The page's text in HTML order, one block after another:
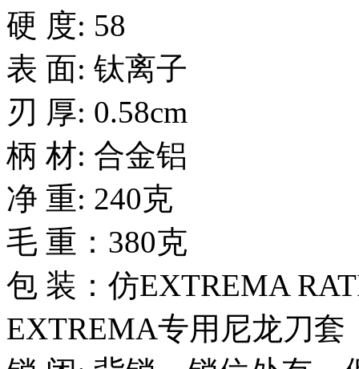
硬 度: 58
表 面: 钛离子
刃 厚: 0.58cm
柄 材: 合金铝
净 重: 240克
毛 重：380克
包 装：仿EXTREMA
EXTREMA专用尼龙刀套